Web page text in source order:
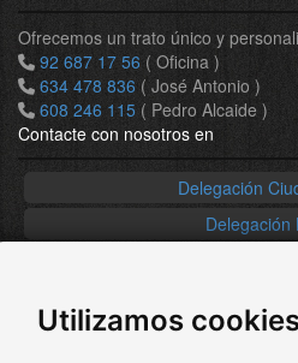
Utilizamos
Ofrecemos un trato único y
92 687 17 56 ( Oficina )
634 478 836 ( José Antonio )
608 246 115 ( Pedro Alcaide )
Contacte con nosotros en
Delegación
Delegación
Redes Sociales